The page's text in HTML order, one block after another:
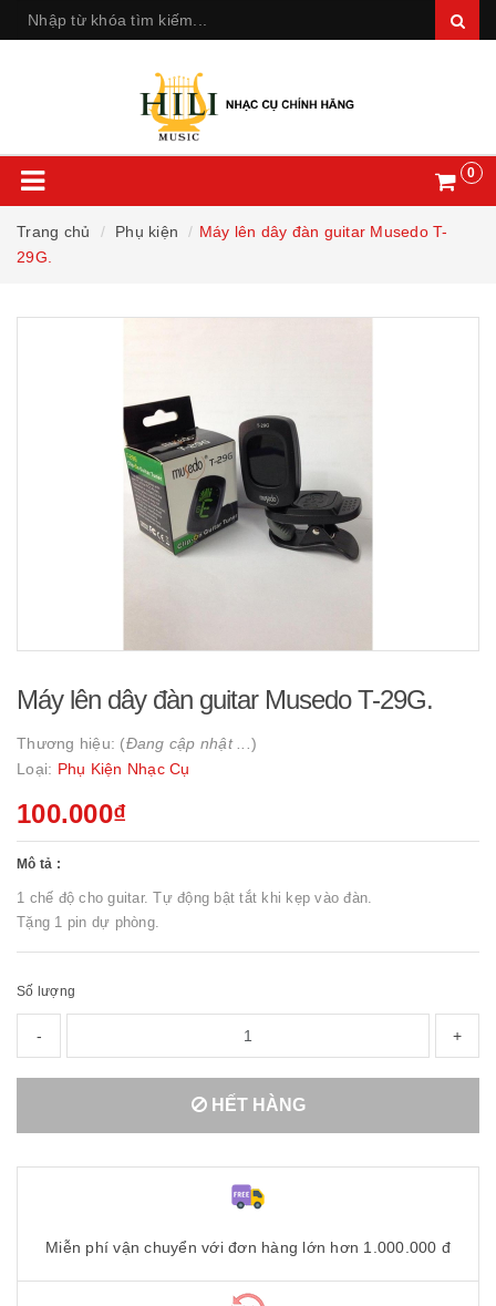
0
Trang chủ Phụ kiện
Máy lên dây đàn guitar Musedo T-
29G.
Máy lên dây đàn guitar Musedo T-29G.
Thương hiệu: (Đang cập nhật ... )
Loại: Phụ Kiện Nhạc Cụ
100.000₫
Mô tả :
1 chế độ cho guitar. Tự động bật tắt khi kẹp vào đàn.
Tặng 1 pin dự phòng.
Số lượng
- +
HẾT HÀNG
Miễn phí vận chuyển với đơn hàng lớn hơn 1.000.000 đ